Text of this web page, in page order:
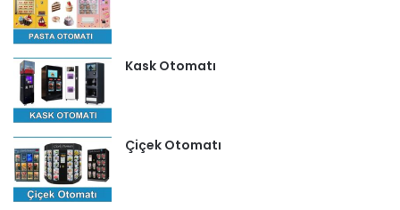
Kask Otomatı
Çiçek Otomatı